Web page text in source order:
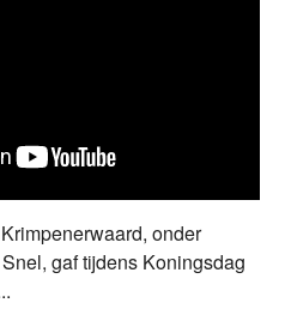
onder
gaf tijdens Koningsdag